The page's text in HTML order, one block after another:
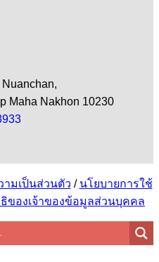
Nuanchan,
Maha Nakhon 10230
ามเป็นส่วนตัว / นโยบายการใช้
ของเจ้าของข้อมูลส่วนบุคคล